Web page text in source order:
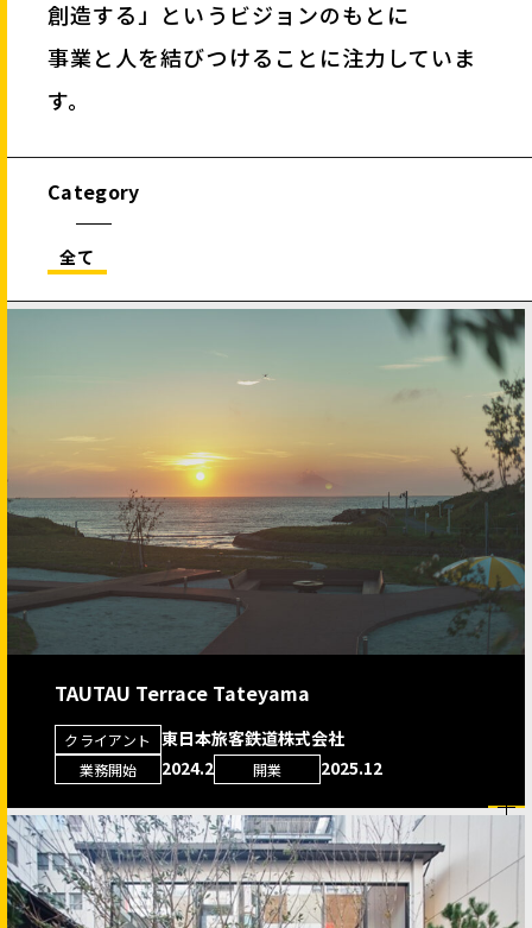
創造する」というビジョンのもとに
事業と人を結びつけることに注力していま
す。
Category
全て
TAUTAU Terrace Tateyama
クライアント 東日本旅客鉄道株式会社
業務開始 2024.2 開業 2025.12